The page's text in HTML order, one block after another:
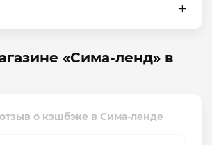
«Сима-ленд» в
о кэшбэке в Сима-ленде